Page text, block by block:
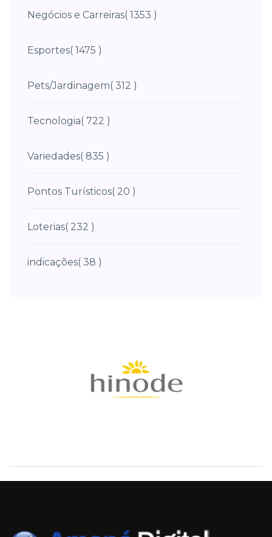
Negócios e Carreiras( 1353 )
Esportes( 1475 )
Pets/Jardinagem( 312 )
Tecnologia( 722 )
Variedades( 835 )
Pontos Turísticos( 20 )
Loterias( 232 )
indicações( 38 )